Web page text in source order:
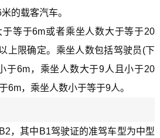
的载客汽车。
等于6m或者乘坐人数大于等于20
上限确定。乘坐人数包括驾驶员(下
于6m，乘坐人数大于9人且小于20
6m，乘坐人数小于等于9人。
，其中B1驾驶证的准驾车型为中型